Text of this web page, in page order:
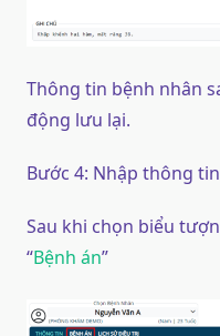
Thông tin bệnh nhân
động lưu lại.
Bước 4: Nhập thông
Sau khi chọn biểu
“Bệnh án”